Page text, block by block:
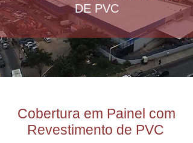
DE PVC
Cobertura em Painel com
Revestimento de PVC